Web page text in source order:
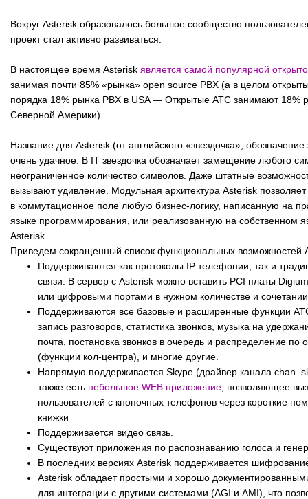
Вокруг Asterisk образовалось большое сообщество
проект стал активно развиваться.
В настоящее время Asterisk является самой популярной
занимая почти 85% «рынка» open source PBX (а в целом
порядка 18% рынка PBX в USA — Открытые АТС занимают 18%
Северной Америки).
Название для Asterisk (от английского «звездочка»,
очень удачное. В IT звездочка обозначает замещение любого
неограниченное количество символов. Даже штатные
вызывают удивление. Модульная архитектура Asterisk позволяет
в коммутационное поле любую бизнес-логику, написанную на
языке программирования, или реализованную на собственном
Asterisk.
Приведем сокращенный список функциональных возможностей
Поддерживаются как протоколы IP телефонии, так и
связи. В сервер с Asterisk можно вставить PCI платы
или цифровыми портами в нужном количестве и
Поддерживаются все базовые и расширенные функции
запись разговоров, статистика звонков, музыка на
почта, постановка звонков в очередь и распределение по
(функции кол-центра), и многие другие.
Напрямую поддерживается Skype (драйвер канала
также есть небольшое WEB приложение , позволяющее
пользователей с кнопочных телефонов через короткие
книжки
Поддерживается видео связь.
Существуют приложения по распознаванию голоса и
В последних версиях Asterisk поддерживается
Asterisk обладает простыми и хорошо
для интеграции с другими системами (AGI и AMI), что